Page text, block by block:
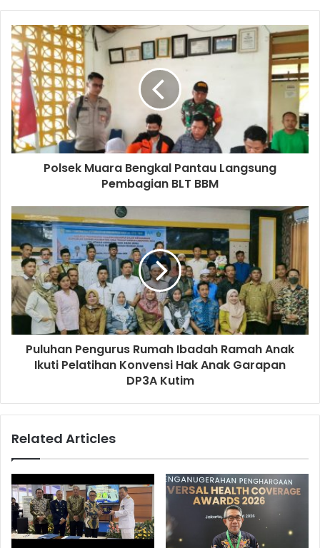
Polsek Muara Bengkal Pantau Langsung
Pembagian BLT BBM
Puluhan Pengurus Rumah Ibadah Ramah Anak
Ikuti Pelatihan Konvensi Hak Anak Garapan
DP3A Kutim
Related Articles